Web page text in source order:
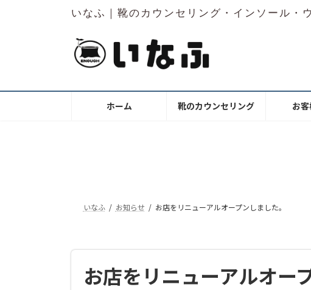
ス
ン
いなふ｜靴のカウンセリング・インソー
ホーム 靴のカウンセリング お
いなふ お知らせ お店をリニューアルオープンしました。
お店をリニューアルオー